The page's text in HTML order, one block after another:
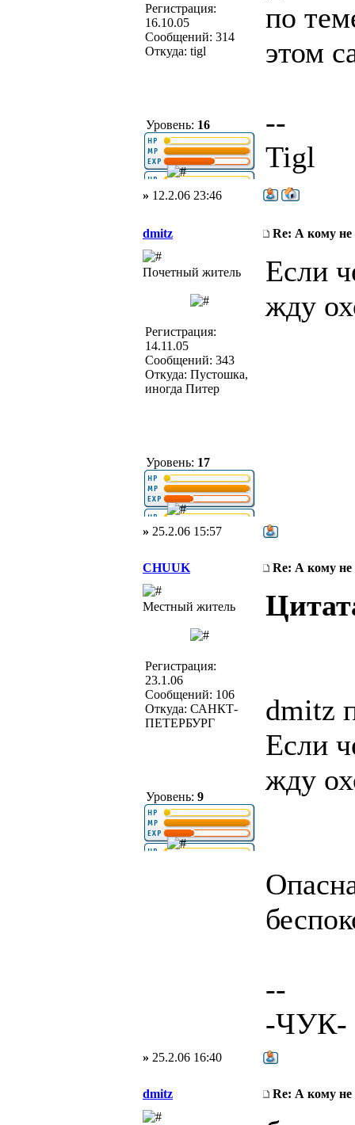
Регистрация:
16.10.05
Сообщений: 314
Откуда: tigl
Уровень: 16
по
этом
--
Tigl
» 12.2.06 23:46
dmitz Re: А кому не
Почетный житель
Регистрация:
14.11.05
Сообщений: 343
Откуда: Пустошка,
иногда Питер
Уровень: 17
Если
жду
» 25.2.06 15:57
CHUUK Re: А кому не
Местный житель
Регистрация:
23.1.06
Сообщений: 106
Откуда: САНКТ-
ПЕТЕРБУРГ
Уровень: 9
dmitz
Если
жду
--
-ЧУК-
» 25.2.06 16:40
dmitz Re: А кому не